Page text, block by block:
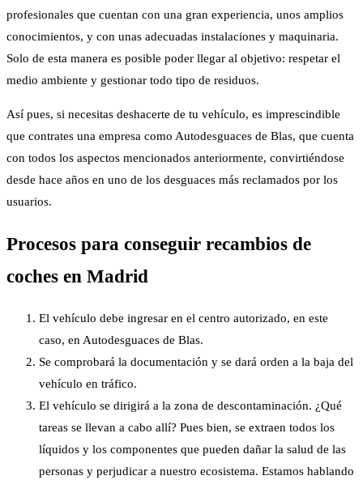
profesionales que cuentan con una gran experiencia, unos amplios
conocimientos, y con unas adecuadas instalaciones y maquinaria.
Solo de esta manera es posible poder llegar al objetivo: respetar el
medio ambiente y gestionar todo tipo de residuos.
Así pues, si necesitas deshacerte de tu vehículo, es imprescindible
que contrates una empresa como Autodesguaces de Blas, que cuenta
con todos los aspectos mencionados anteriormente, convirtiéndose
desde hace años en uno de los desguaces más reclamados por los
usuarios.
Procesos para conseguir recambios de
coches en Madrid
El vehículo debe ingresar en el centro autorizado, en este
caso, en Autodesguaces de Blas.
Se comprobará la documentación y se dará orden a la baja del
vehículo en tráfico.
El vehículo se dirigirá a la zona de descontaminación. ¿Qué
tareas se llevan a cabo allí? Pues bien, se extraen todos los
líquidos y los componentes que pueden dañar la salud de las
personas y perjudicar a nuestro ecosistema. Estamos hablando